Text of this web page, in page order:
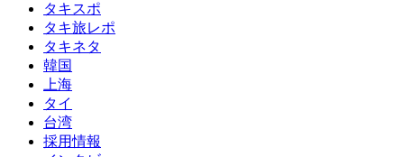
タキスポ
タキ旅レポ
タキネタ
韓国
上海
タイ
台湾
採用情報